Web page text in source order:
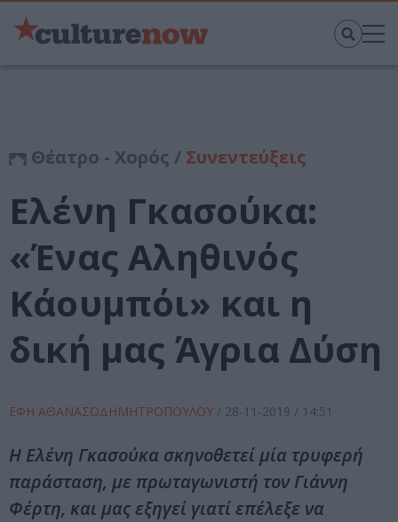
Θέατρο - Χορός / Συνεντεύξεις
Ελένη Γκασούκα:
«Ένας Αληθινός
Κάουμπόι» και η
δική μας Άγρια Δύση
ΕΦΗ ΑΘΑΝΑΣΟΔΗΜΗΤΡΟΠΟΥΛΟΥ / 28-11-2019 / 14:51
Η Ελένη Γκασούκα σκηνοθετεί μία τρυφερή
παράσταση, με πρωταγωνιστή τον Γιάννη
Φέρτη, και μας εξηγεί γιατί επέλεξε να